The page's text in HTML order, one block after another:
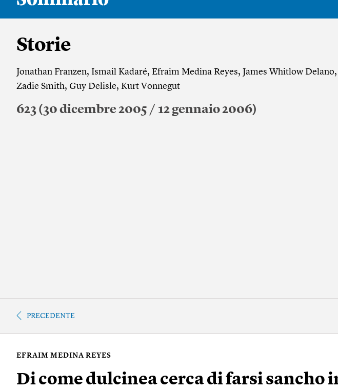
Storie
Jonathan Franzen, Ismail Kadaré, Efraim Medina Reyes, James Whitlow Delano,
Zadie Smith, Guy Delisle, Kurt Vonnegut
623 (30 dicembre 2005 / 12 gennaio 2006)
PRECEDENTE
EFRAIM MEDINA REYES
Di come dulcinea cerca di farsi sancho